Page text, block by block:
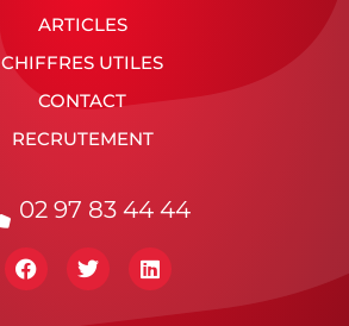
ARTICLES
CHIFFRES UTILES
CONTACT
RECRUTEMENT
02 97 83 44 44